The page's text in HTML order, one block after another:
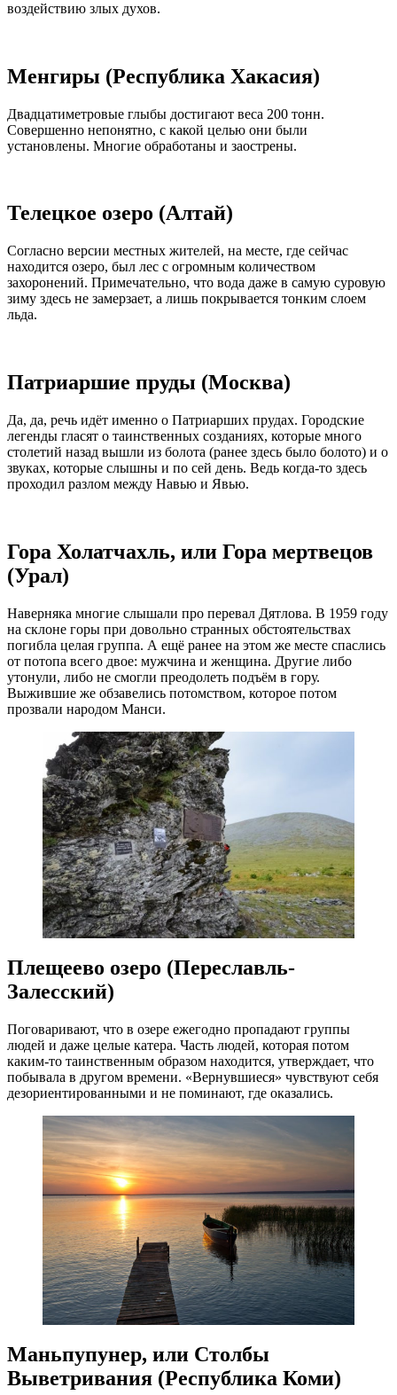
воздействию злых духов.
Менгиры (Республика Хакасия)
Двадцатиметровые глыбы достигают веса 200 тонн.
Совершенно непонятно, с какой целью они были
установлены. Многие обработаны и заострены.
Телецкое озеро (Алтай)
Согласно версии местных жителей, на месте, где сейчас
находится озеро, был лес с огромным количеством
захоронений. Примечательно, что вода даже в самую суровую
зиму здесь не замерзает, а лишь покрывается тонким слоем
льда.
Патриаршие пруды (Москва)
Да, да, речь идёт именно о Патриарших прудах. Городские
легенды гласят о таинственных созданиях, которые много
столетий назад вышли из болота (ранее здесь было болото) и о
звуках, которые слышны и по сей день. Ведь когда-то здесь
проходил разлом между Навью и Явью.
Гора Холатчахль, или Гора мертвецов
(Урал)
Наверняка многие слышали про перевал Дятлова. В 1959 году
на склоне горы при довольно странных обстоятельствах
погибла целая группа. А ещё ранее на этом же месте спаслись
от потопа всего двое: мужчина и женщина. Другие либо
утонули, либо не смогли преодолеть подъём в гору.
Выжившие же обзавелись потомством, которое потом
прозвали народом Манси.
Плещеево озеро (Переславль-
Залесский)
Поговаривают, что в озере ежегодно пропадают группы
людей и даже целые катера. Часть людей, которая потом
каким-то таинственным образом находится, утверждает, что
побывала в другом времени. «Вернувшиеся» чувствуют себя
дезориентированными и не поминают, где оказались.
Маньпупунер, или Столбы
Выветривания (Республика Коми)